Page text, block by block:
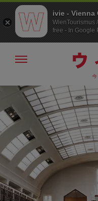
ュ
ー
へ
ペ
ー
ジ
の
ト
ッ
へ
メ
ー
の
示・
表
示
ivie - Vienna
WienTourismus
free - In Google